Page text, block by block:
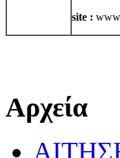
site :
Αρχεία